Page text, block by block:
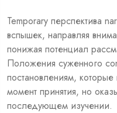
Temporary перспектива
вспышек, направляя
понижая потенциал
Положения суженного
постановлениям,
момент принятия, но
последующем изучении.